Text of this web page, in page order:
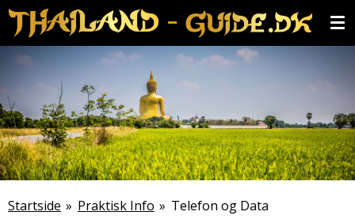
Spring
til
hovedindhold
Startside » Praktisk Info » Telefon og Data